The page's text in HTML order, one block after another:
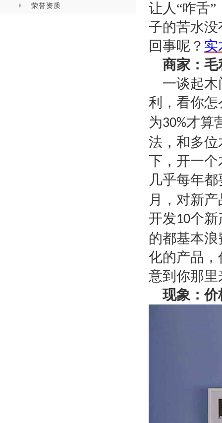
荣誉资质
让人 “咋舌
子的苦水
回事呢？ 实
商家：毛
一谈起
利，看你
为30%才算
法，和多
下，开一
几乎每年
月，对新
开发10个新
的都基本
化的产品
意到你那里
现象：价